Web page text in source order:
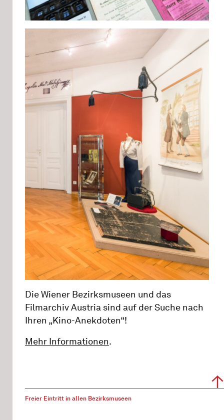
Die Wiener Bezirksmuseen und das
Filmarchiv Austria sind auf der Suche nach
Ihren „Kino-Anekdoten“!
Mehr Informationen.
Freier Eintritt in allen Bezirksmuseen